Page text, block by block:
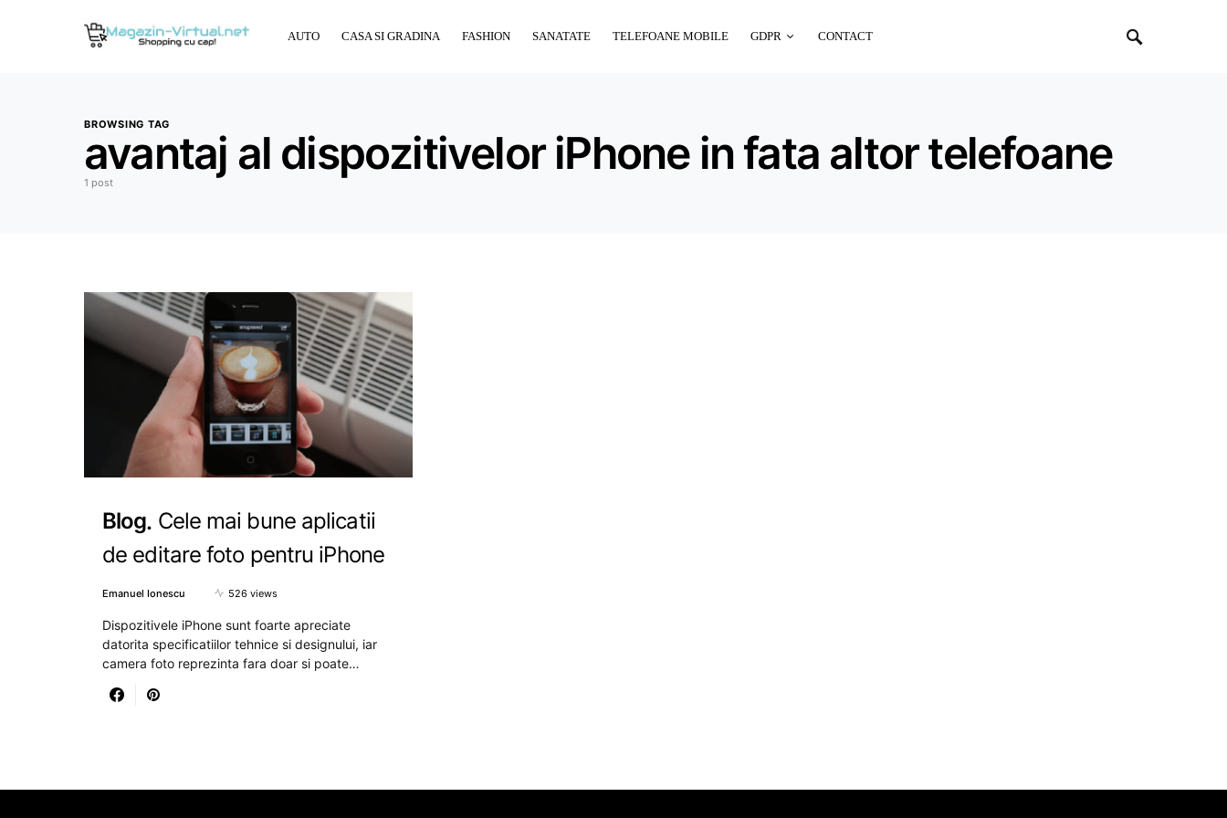
AUTO CASA SI GRADINA FASHION SANATATE TELEFOANE MOBILE GDPR CONTACT
BROWSING TAG
avantaj al dispozitivelor iPhone in fata altor telefoane
1 post
Blog Cele mai bune aplicatii
de editare foto pentru iPhone
Emanuel Ionescu 526 views
Dispozitivele iPhone sunt foarte apreciate
datorita specificatiilor tehnice si designului, iar
camera foto reprezinta fara doar si poate…